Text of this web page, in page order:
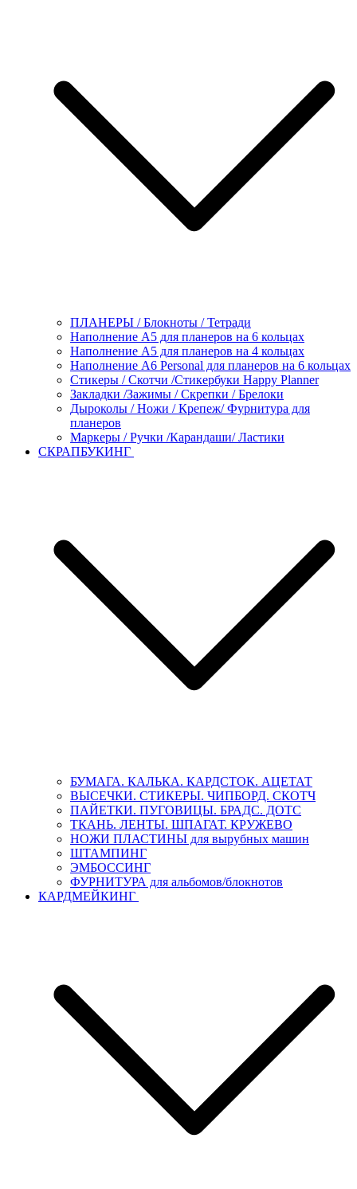
ПЛАНЕРЫ / Блокноты / Тетради
Наполнение А5 для планеров на 6 кольцах
Наполнение А5 для планеров на 4 кольцах
Наполнение А6 Personal для планеров на 6 кольцах
Стикеры / Скотчи /Стикербуки Happy Planner
Закладки /Зажимы / Скрепки / Брелоки
Дыроколы / Ножи / Крепеж/ Фурнитура для
планеров
Маркеры / Ручки /Карандаши/ Ластики
СКРАПБУКИНГ
БУМАГА. КАЛЬКА. КАРДСТОК. АЦЕТАТ
ВЫСЕЧКИ. СТИКЕРЫ. ЧИПБОРД. СКОТЧ
ПАЙЕТКИ. ПУГОВИЦЫ. БРАДС. ДОТС
ТКАНЬ. ЛЕНТЫ. ШПАГАТ. КРУЖЕВО
НОЖИ ПЛАСТИНЫ для вырубных машин
ШТАМПИНГ
ЭМБОССИНГ
ФУРНИТУРА для альбомов/блокнотов
КАРДМЕЙКИНГ